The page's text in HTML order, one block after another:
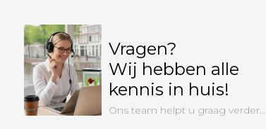
Vragen?
Wij hebben alle
kennis in huis!
Ons team helpt u graag verder...